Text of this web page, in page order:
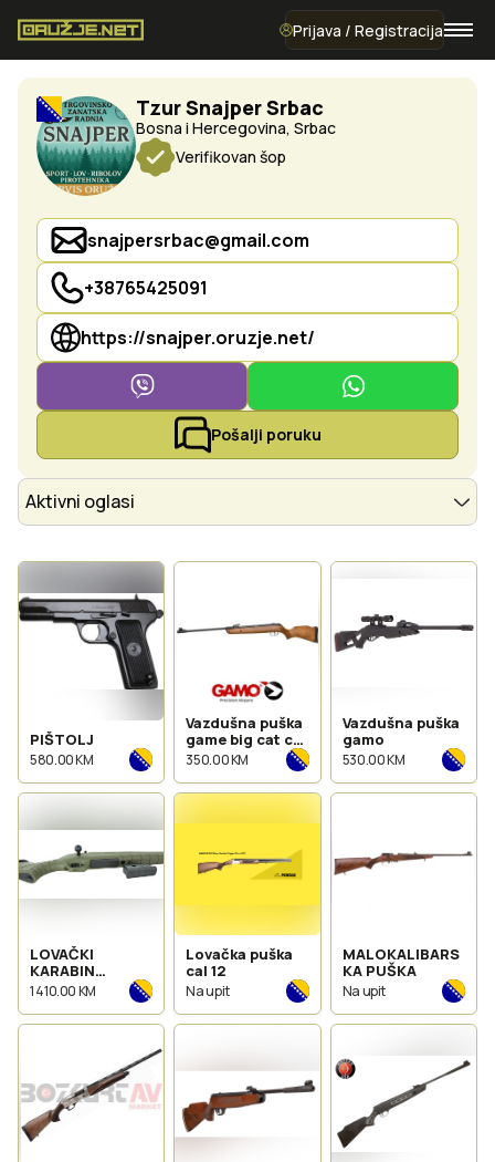
Prijava / Registracija
Tzur Snajper Srbac
Bosna i Hercegovina, Srbac
Verifikovan šop
snajpersrbac@gmail.com
+38765425091
https://snajper.oruzje.net/
Pošalji poruku
Aktivni oglasi
PIŠTOLJ
580.00 KM
Vazdušna puška
game big cat cal
4.5mm
350.00 KM
Vazdušna puška
gamo
530.00 KM
LOVAČKI
KARABIN
MONZA
1 410.00 KM
Lovačka puška
cal 12
Na upit
MALOKALIBARS
KA PUŠKA
Na upit